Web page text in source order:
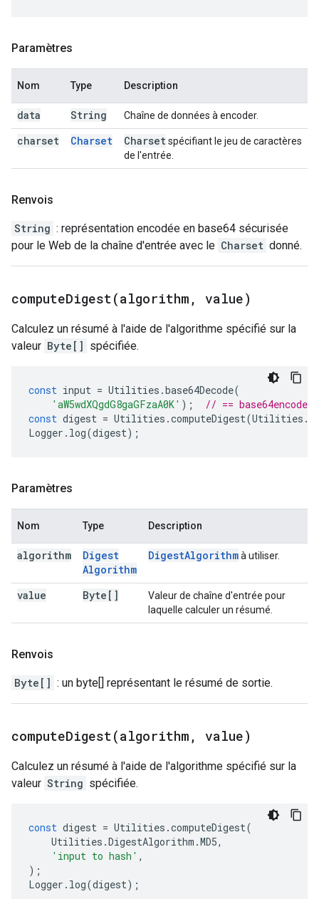
Paramètres
Nom Type Description
data String Chaîne de données à encoder.
charset Charset Charsetspécifiant le jeu de caractères
de l'entrée.
Renvois
String : représentation encodée en base64 sécurisée
pour le Web de la chaîne d'entrée avec le Charset donné.
computeDigest(algorithm , value)
Calculez un résumé à l'aide de l'algorithme spécifié sur la
valeur Byte[] spécifiée.
const input = Utilities .base64Decode(
'aW5wdXQgdG8gaGFzaA0K' );
// ==
const digest = Utilities .computeDigest(Utilities .
Logger . log(digest);
Paramètres
Nom Type Description
algorithm
Digest
Algorithm
DigestAlgorithmà utiliser.
value Byte[]
Valeur de chaîne d'entrée pour
laquelle calculer un résumé.
Renvois
Byte[] : un byte[] représentant le résumé de sortie.
computeDigest(algorithm , value)
Calculez un résumé à l'aide de l'algorithme spécifié sur la
valeur String spécifiée.
const digest = Utilities .computeDigest(
Utilities .DigestAlgorithm .MD5,
'input to hash' ,
);
Logger . log(digest);